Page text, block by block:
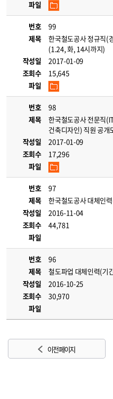
파일
번호
99
제목
한국철도공사 정규직(
(1.24, 화, 14시까지)
작성일
2017-01-09
조회수
15,645
파일
번호
98
제목
한국철도공사 전문직
건축디자인) 직원 공
작성일
2017-01-09
조회수
17,296
파일
번호
97
제목
한국철도공사 대체인
작성일
2016-11-04
조회수
44,781
파일
번호
96
제목
철도파업 대체인력(기
작성일
2016-10-25
조회수
30,970
파일
이전 페이지